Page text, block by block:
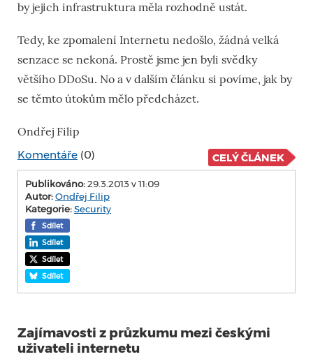
by jejich infrastruktura měla rozhodně ustát.
Tedy, ke zpomalení Internetu nedošlo, žádná velká
senzace se nekoná. Prostě jsme jen byli svědky
většího DDoSu. No a v dalším článku si povíme, jak by
se těmto útokům mělo předcházet.
Ondřej Filip
Komentáře (0) CELÝ ČLÁNEK
Publikováno:29.3.2013 v 11:09
Autor:Ondřej Filip
Kategorie:Security
Sdílet
Sdílet
Sdílet
Sdílet
Zajímavosti z průzkumu mezi českými
uživateli internetu